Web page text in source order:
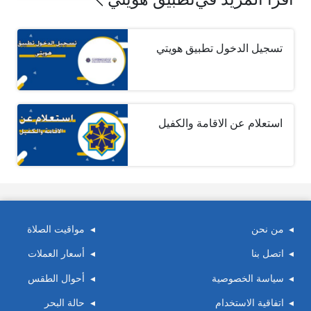
تسجيل الدخول تطبيق هويتي
استعلام عن الاقامة والكفيل
من نحن
اتصل بنا
سياسة الخصوصية
اتفاقية الاستخدام
مواقيت الصلاة
أسعار العملات
أحوال الطقس
حالة البحر